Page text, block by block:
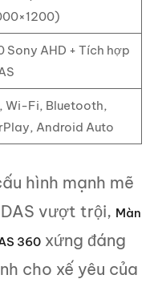
Sony AHD + Tích hợp
Wi-Fi, Bluetooth,
Android Auto
hình mạnh mẽ
vượt trội, Màn
360 xứng đáng
cho xế yêu của